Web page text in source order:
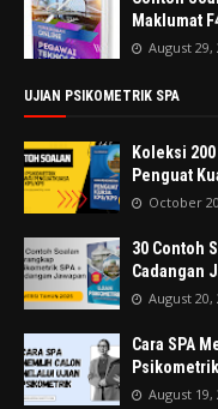
Maklumat
August 29,
UJIAN PSIKOMETRIK SPA
Koleksi
Penguat
October
30 Contoh
Cadangan
August 20,
Cara SPA
Psikometrik
August 19,